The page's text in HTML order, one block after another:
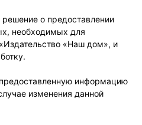
о предоставлении
необходимых для
«Наш дом», и
информацию
изменения данной